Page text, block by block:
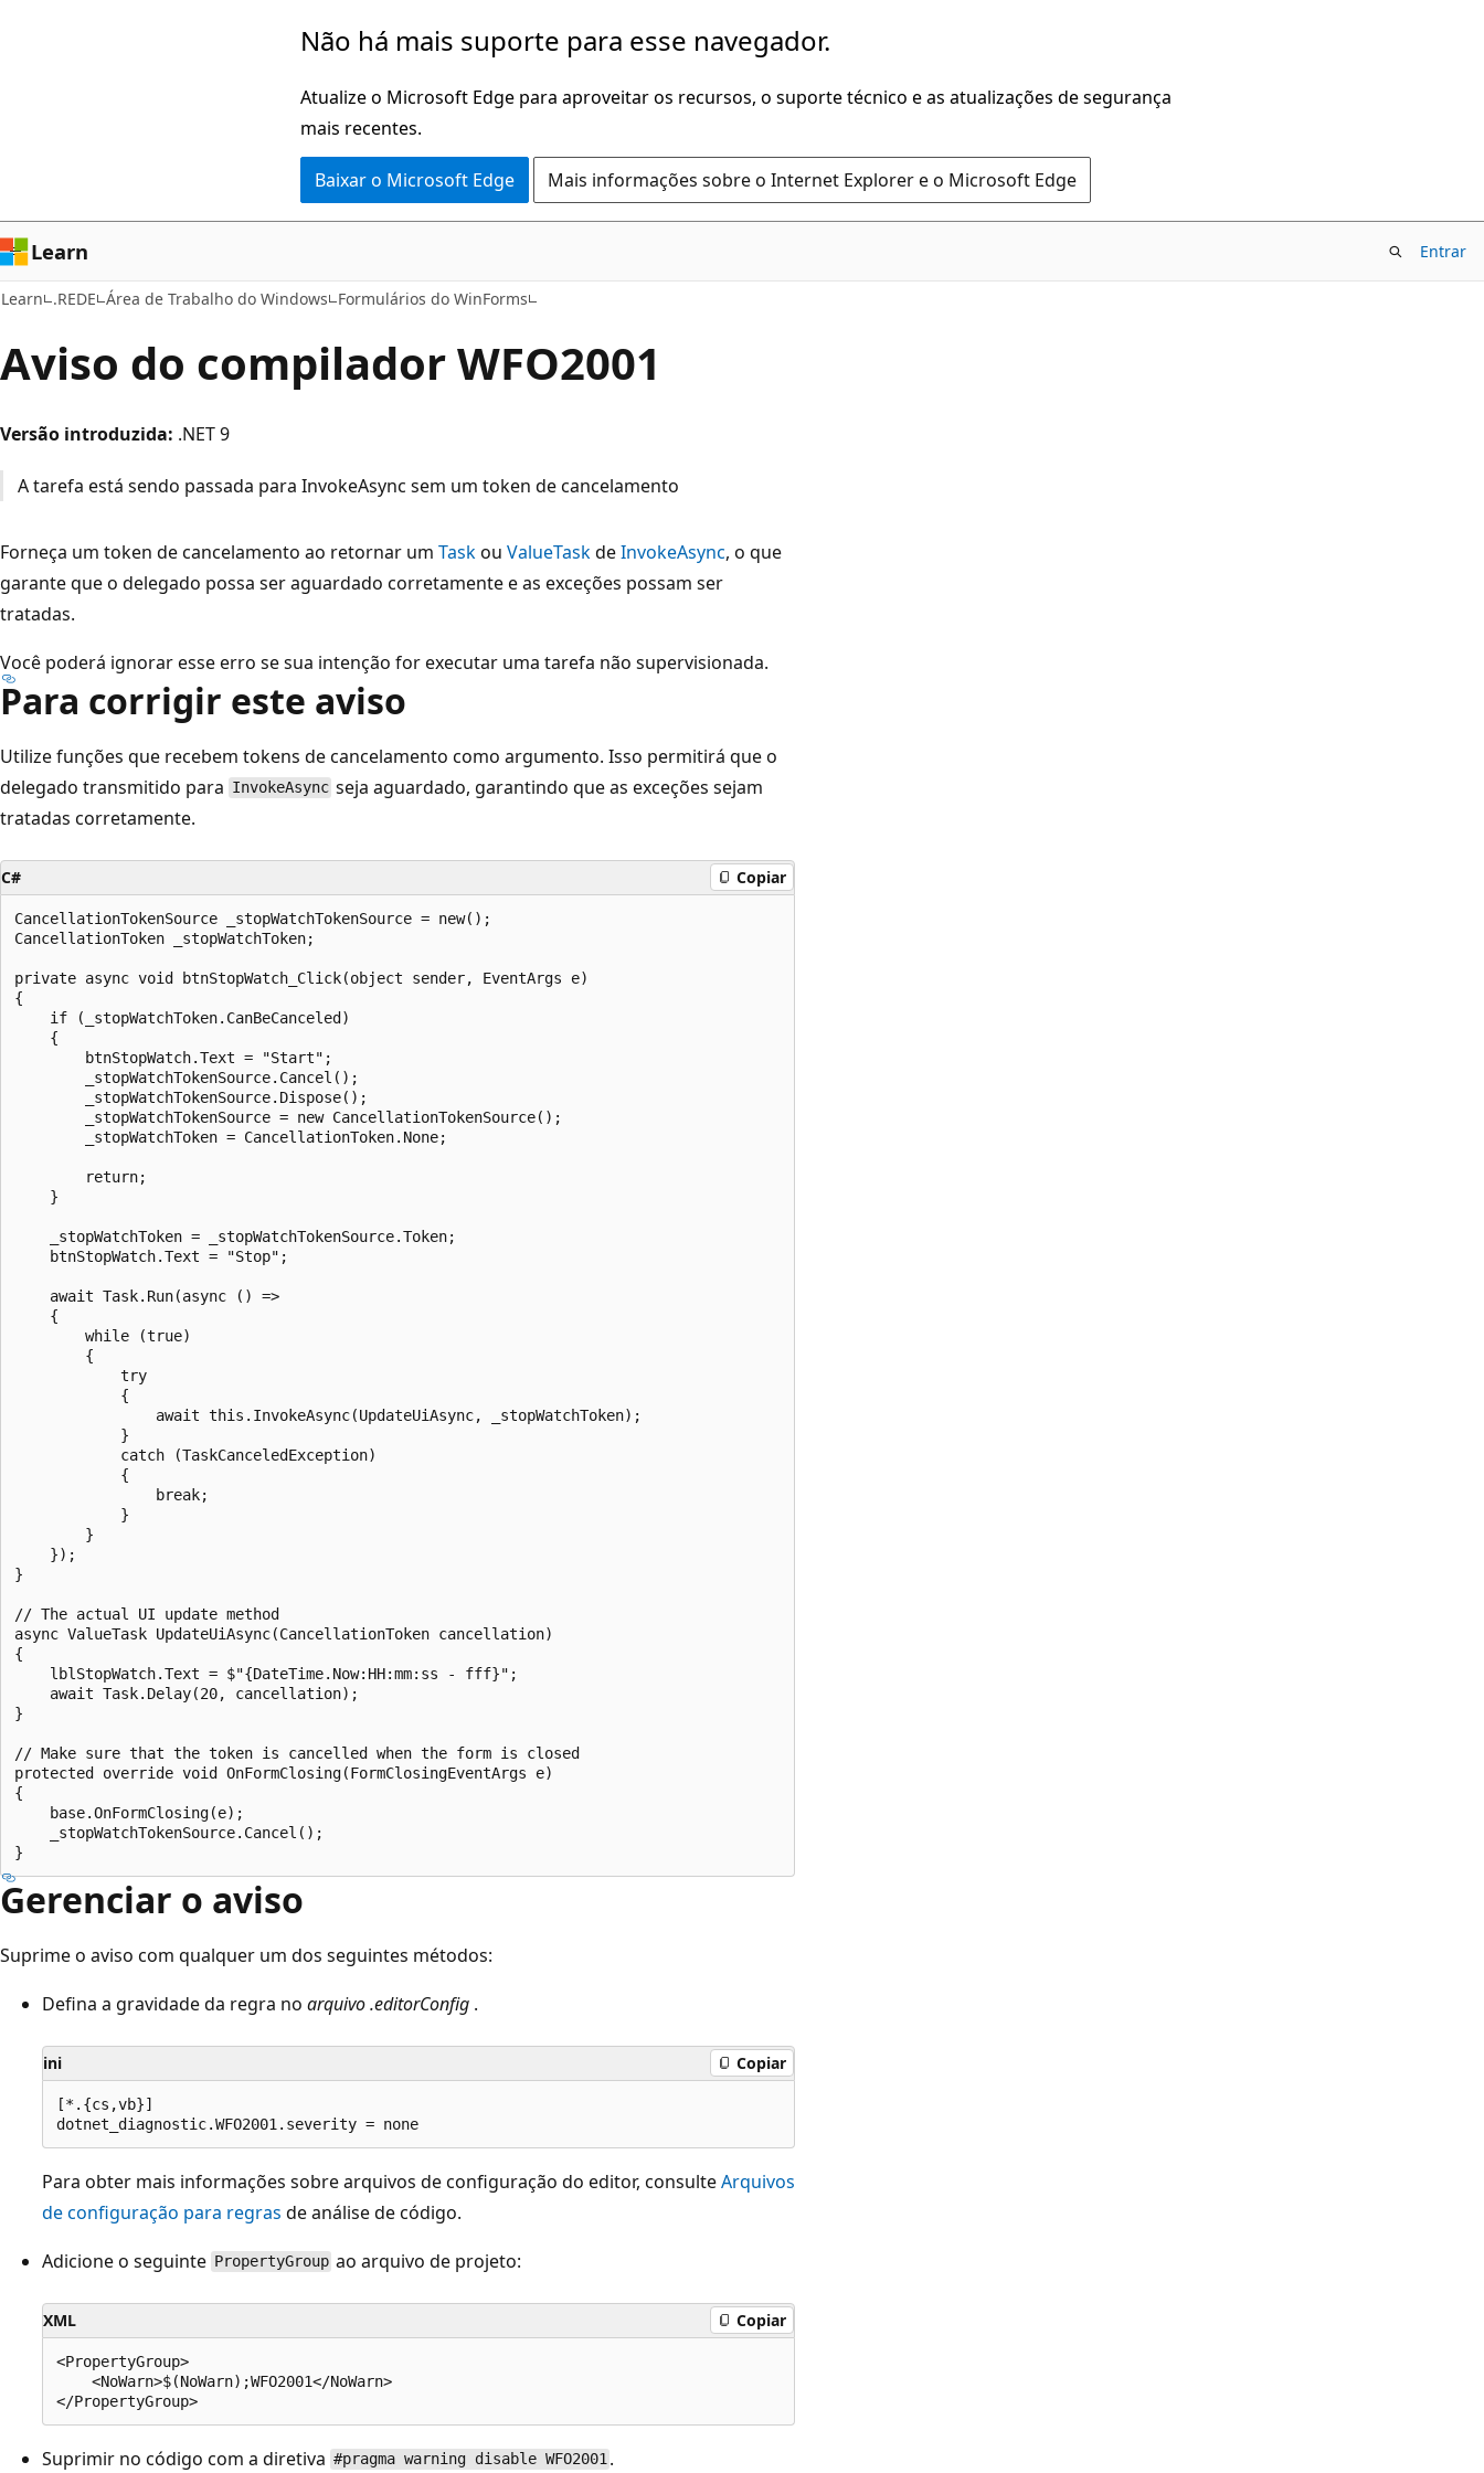
Não há mais suporte para esse navegador.
Atualize o Microsoft Edge para aproveitar os recursos, o suporte técnico e as atualizações de segurança
mais recentes.
Baixar o Microsoft Edge Mais informações sobre o Internet Explorer e o Microsoft Edge
Learn Entrar
Learn .REDE Área de Trabalho do Windows Formulários do WinForms
Aviso do compilador WFO2001
Versão introduzida: .NET 9
A tarefa está sendo passada para InvokeAsync sem um token de cancelamento
Forneça um token de cancelamento ao retornar um Taskou ValueTaskdeInvokeAsync, o que
garante que o delegado possa ser aguardado corretamente e as exceções possam ser
tratadas.
Você poderá ignorar esse erro se sua intenção for executar uma tarefa não supervisionada.
Para corrigir este aviso
Utilize funções que recebem tokens de cancelamento como argumento. Isso permitirá que o
delegado transmitido para InvokeAsync seja aguardado, garantindo que as exceções sejam
tratadas corretamente.
C# Copiar
CancellationTokenSource _stopWatchTokenSource = new();
CancellationToken _stopWatchToken;
private async void btnStopWatch_Click(object sender, EventArgs e)
{
    if (_stopWatchToken.CanBeCanceled)
    {
        btnStopWatch.Text = "Start";
        _stopWatchTokenSource.Cancel();
        _stopWatchTokenSource.Dispose();
        _stopWatchTokenSource = new CancellationTokenSource();
        _stopWatchToken = CancellationToken.None;
        return;
    }
    _stopWatchToken = _stopWatchTokenSource.Token;
    btnStopWatch.Text = "Stop";
    await Task.Run(async () =>
    {
        while (true)
        {
            try
            {
                await this.InvokeAsync(UpdateUiAsync, _stopWatchToken);
            }
            catch (TaskCanceledException)
            {
                break;
            }
        }
    });
}
// The actual UI update method
async ValueTask UpdateUiAsync(CancellationToken cancellation)
{
    lblStopWatch.Text = $"{DateTime.Now:HH:mm:ss - fff}";
    await Task.Delay(20, cancellation);
}
// Make sure that the token is cancelled when the form is closed
protected override void OnFormClosing(FormClosingEventArgs e)
{
    base.OnFormClosing(e);
    _stopWatchTokenSource.Cancel();
Gerenciar o aviso
Suprime o aviso com qualquer um dos seguintes métodos:
Defina a gravidade da regra no arquivo .editorConfig .
ini Copiar
[*.{cs,vb}]
Para obter mais informações sobre arquivos de configuração do editor, consulteArquivos
de configuração para regras de análise de código.
Adicione o seguinte PropertyGroup ao arquivo de projeto:
XML Copiar
<PropertyGroup>
    <NoWarn>$(NoWarn);WFO2001</NoWarn>
Suprimir no código com a diretiva #pragma warning disable WFO2001 .